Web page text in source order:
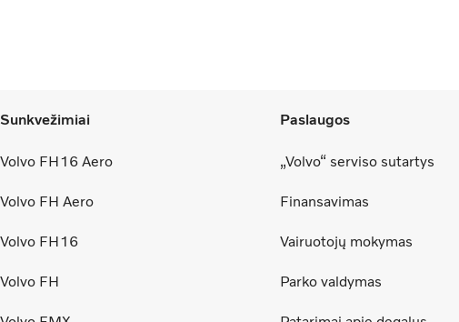
Sunkvežimiai
Volvo FH16 Aero
Volvo FH Aero
Volvo FH16
Volvo FH
Paslaugos
„Volvo“ serviso sutartys
Finansavimas
Vairuotojų mokymas
Parko valdymas